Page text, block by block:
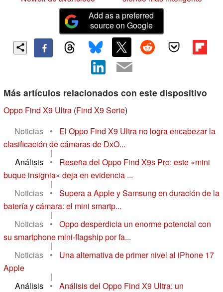
Add as a preferred
source on Google
Más artículos relacionados con este dispositivo
Oppo Find X9 Ultra (Find X9 Serie)
Noticias
•
El Oppo Find X9 Ultra no logra encabezar la
clasificación de cámaras de DxO...
|
Análisis
•
Reseña del Oppo Find X9s Pro: este «mini
buque insignia» deja en evidencia ...
|
Noticias
•
Supera a Apple y Samsung en duración de la
batería y cámara: el mini smartp...
|
Noticias
•
Oppo desperdicia un enorme potencial con
su smartphone mini-flagship por fa...
|
Noticias
•
Una alternativa de primer nivel al iPhone 17
Apple
|
Análisis
•
Análisis del Oppo Find X9 Ultra: un